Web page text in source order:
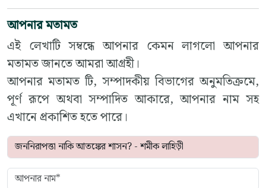
আপনার মতামত
এই লেখাটি সম্বন্ধে আপনার কেমন লাগলো আপনার
মতামত জানতে আমরা আগ্রহী।
আপনার মতামত টি, সম্পাদকীয় বিভাগের অনুমতিক্রমে,
পূর্ণ রূপে অথবা সম্পাদিত আকারে, আপনার নাম সহ
এখানে প্রকাশিত হতে পারে।